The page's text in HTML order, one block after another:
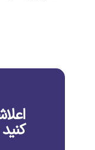
کنید